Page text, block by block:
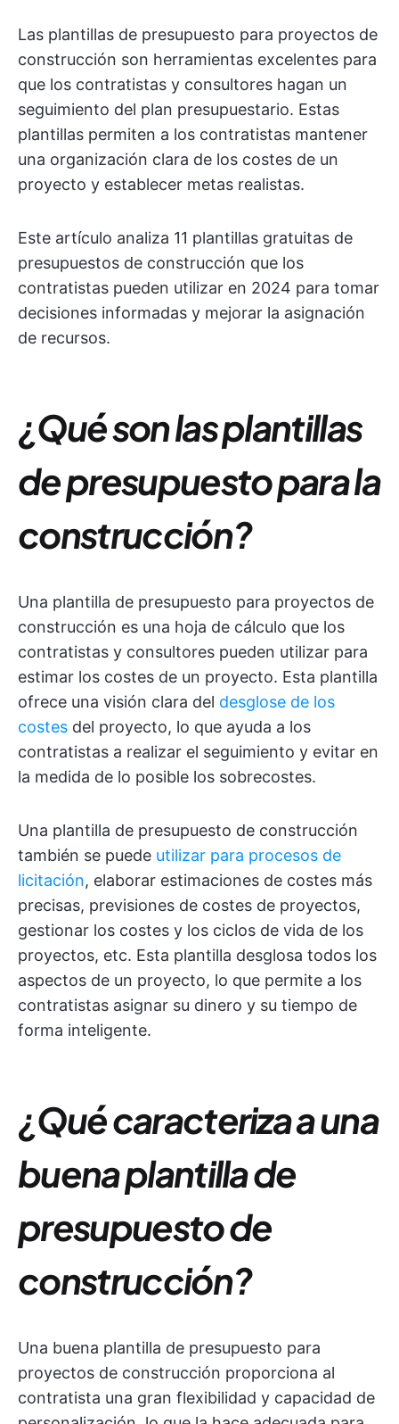
Las plantillas de presupuesto para proyectos de
construcción son herramientas excelentes para
que los contratistas y consultores hagan un
seguimiento del plan presupuestario. Estas
plantillas permiten a los contratistas mantener
una organización clara de los costes de un
proyecto y establecer metas realistas.
Este artículo analiza 11 plantillas gratuitas de
presupuestos de construcción que los
contratistas pueden utilizar en 2024 para tomar
decisiones informadas y mejorar la asignación
de recursos.
¿Qué son las plantillas
de presupuesto para la
construcción?
Una plantilla de presupuesto para proyectos de
construcción es una hoja de cálculo que los
contratistas y consultores pueden utilizar para
estimar los costes de un proyecto. Esta plantilla
ofrece una visión clara del desglose de los
costes del proyecto, lo que ayuda a los
contratistas a realizar el seguimiento y evitar en
la medida de lo posible los sobrecostes.
Una plantilla de presupuesto de construcción
también se puede utilizar para procesos de
licitación, elaborar estimaciones de costes más
precisas, previsiones de costes de proyectos,
gestionar los costes y los ciclos de vida de los
proyectos, etc. Esta plantilla desglosa todos los
aspectos de un proyecto, lo que permite a los
contratistas asignar su dinero y su tiempo de
forma inteligente.
¿Qué caracteriza a una
buena plantilla de
presupuesto de
construcción?
Una buena plantilla de presupuesto para
proyectos de construcción proporciona al
contratista una gran flexibilidad y capacidad de